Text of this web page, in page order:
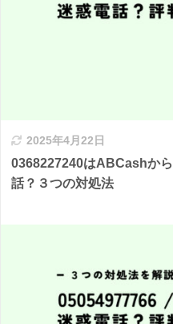
2025年4月22日
0368227240はABCashか
話？３つの対処法